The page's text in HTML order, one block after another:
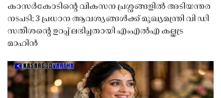
കാസർകോടിൻ്റെ വികസന പ്രശ്നങ്ങളിൽ അടിയന്തര
നടപടി; 3 പ്രധാന ആവശ്യങ്ങൾക്ക് മുഖ്യമന്ത്രി വി ഡി
സതീശൻ്റെ ഉറപ്പ് ലഭിച്ചതായി എംഎൽഎ കല്ലട്ര
മാഹിൻ